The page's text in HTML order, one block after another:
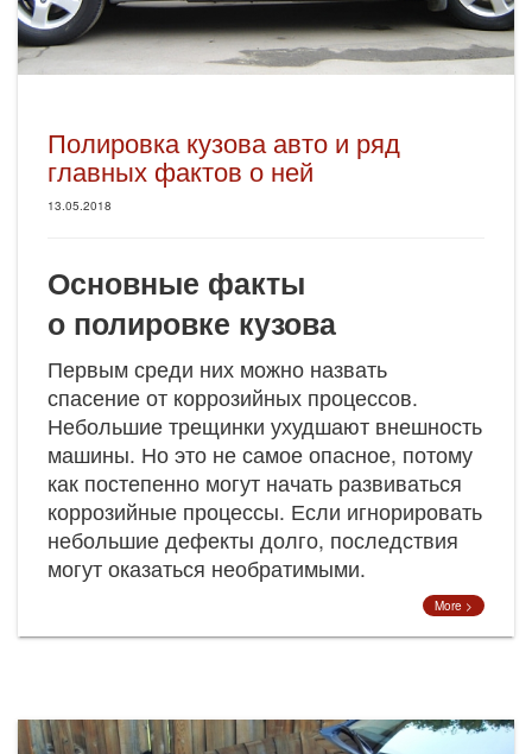
Полировка кузова авто и ряд
главных фактов о ней
13.05.2018
Основные факты
о полировке кузова
Первым среди них можно назвать
спасение от коррозийных процессов.
Небольшие трещинки ухудшают внешность
машины. Но это не самое опасное, потому
как постепенно могут начать развиваться
коррозийные процессы. Если игнорировать
небольшие дефекты долго, последствия
могут оказаться необратимыми.
More >